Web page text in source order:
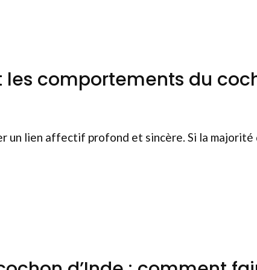
comportements du
un lien affectif profond et sincère. Si la majorité